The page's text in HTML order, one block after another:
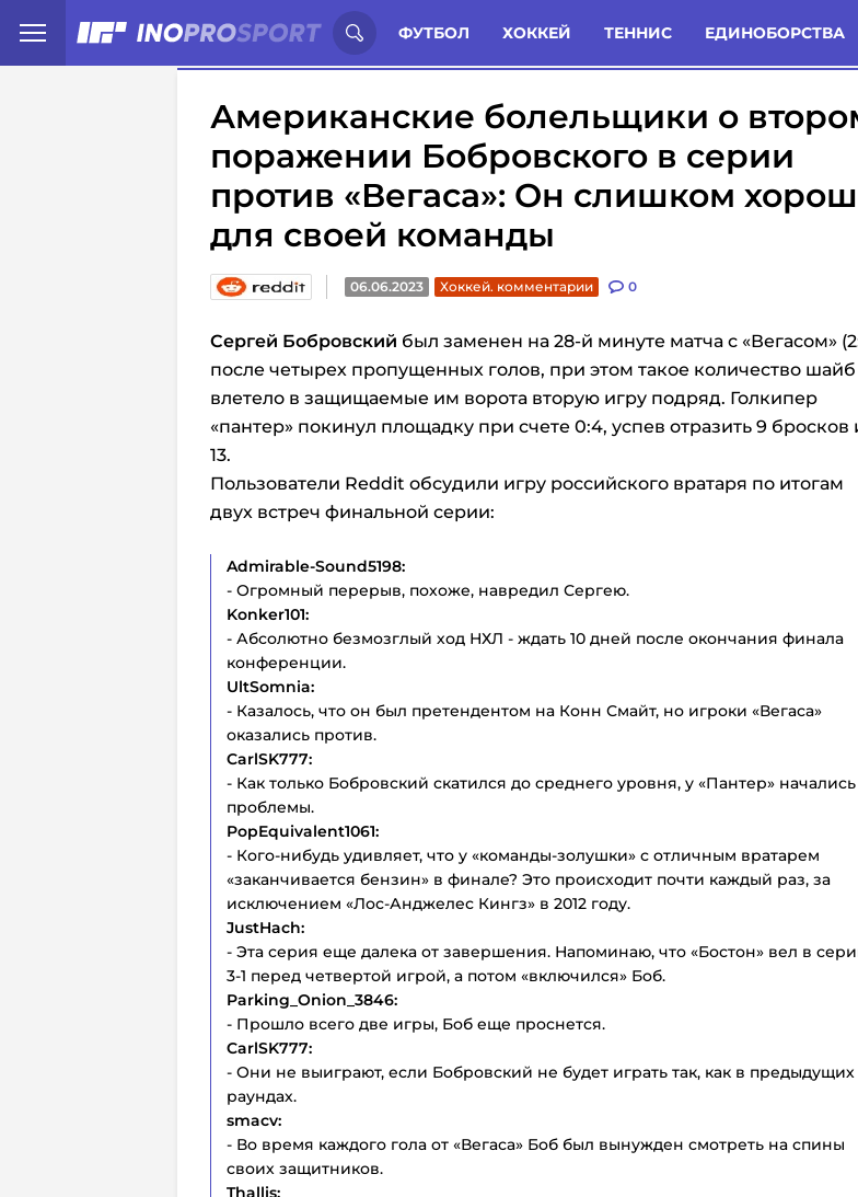
ФУТБОЛ ХОККЕЙ ТЕННИС ЕДИНОБОРСТВА
Иностранцы о спорте России: Статьи Комменты Новости
Американские болельщики о
поражении Бобровского в серии
против «Вегаса»: Он слишком хорош
для своей команды
06.06.2023 Хоккей. комментарии 0
Сергей Бобровский был заменен на 28-й минуте матча с «Вегасом»
после четырех пропущенных голов, при этом такое количество шайб
влетело в защищаемые им ворота вторую игру подряд. Голкипер
«пантер» покинул площадку при счете 0:4, успев отразить 9 бросков
13.
Пользователи Reddit обсудили игру российского вратаря по итогам
двух встреч финальной серии:
Admirable-Sound5198:
- Огромный перерыв, похоже, навредил Сергею.
Konker101:
- Абсолютно безмозглый ход НХЛ - ждать 10 дней после окончания финала
конференции.
UltSomnia:
- Казалось, что он был претендентом на Конн Смайт, но игроки «Вегаса»
оказались против.
CarlSK777:
- Как только Бобровский скатился до среднего уровня, у «Пантер» начались
проблемы.
PopEquivalent1061:
- Кого-нибудь удивляет, что у «команды-золушки» с отличным вратарем
«заканчивается бензин» в финале? Это происходит почти каждый раз, за
исключением «Лос-Анджелес Кингз» в 2012 году.
JustHach:
- Эта серия еще далека от завершения. Напоминаю, что «Бостон» вел в
3-1 перед четвертой игрой, а потом «включился» Боб.
Parking_Onion_3846:
- Прошло всего две игры, Боб еще проснется.
CarlSK777:
- Они не выиграют, если Бобровский не будет играть так, как в предыдущих
раундах.
smacv:
- Во время каждого гола от «Вегаса» Боб был вынужден смотреть на спины
своих защитников.
Thallis: